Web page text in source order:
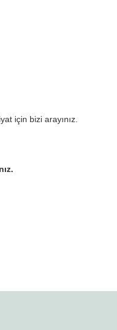
için bizi arayınız.